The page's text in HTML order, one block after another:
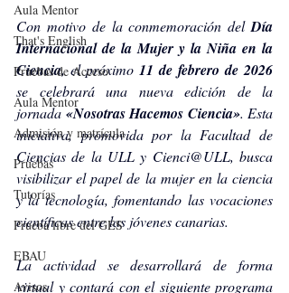
Aula Mentor
That's English
Pruebas de Acceso
Aula Mentor
Admisión y matrícula
Pruebas
Tutorías
Prueba libre del GES
EBAU
Avisos
Con motivo de la conmemoración del Día
Internacional de la Mujer y la Niña en la
Ciencia, el próximo 11 de febrero de 2026
se celebrará una nueva edición de la
jornada «Nosotras Hacemos Ciencia». Esta
iniciativa, promovida por la Facultad de
Ciencias de la ULL y Cienci@ULL, busca
visibilizar el papel de la mujer en la ciencia
y la tecnología, fomentando las vocaciones
científicas entre las jóvenes canarias.
La actividad se desarrollará de forma
virtual y contará con el siguiente programa